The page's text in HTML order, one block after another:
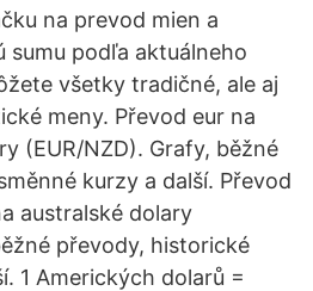
na prevod mien a
sumu podľa aktuálneho
všetky tradičné, ale aj
meny. Převod eur na
(EUR/NZD). Grafy, běžné
kurzy a další. Převod
australské dolary
převody, historické
1 Amerických dolarů =